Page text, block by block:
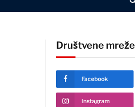
Društvene mreže
Facebook
Instagram